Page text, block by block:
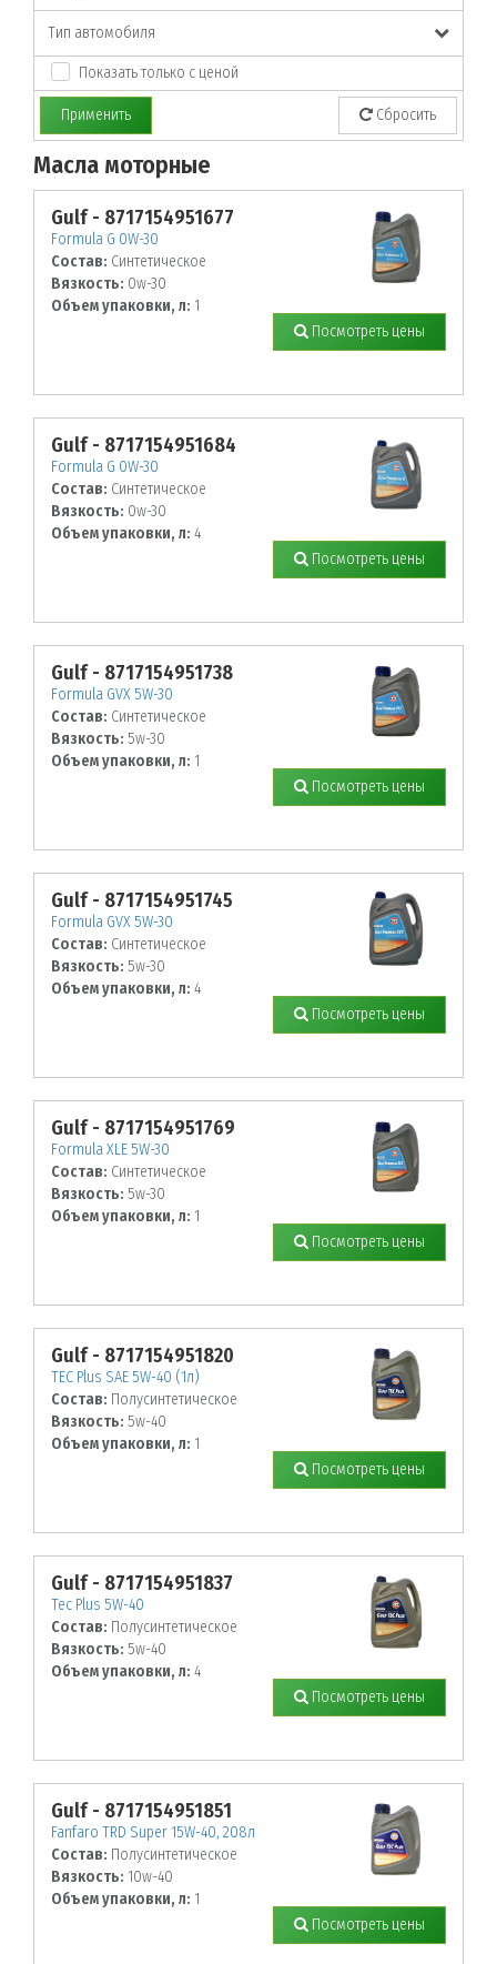
Тип автомобиля
Показать только с ценой
Применить Сбросить
Масла моторные
Gulf - 8717154951677
Formula G 0W-30
Состав: Синтетическое
Вязкость: 0w-30
Объем упаковки, л: 1
Посмотреть цены
Gulf - 8717154951684
Formula G 0W-30
Состав: Синтетическое
Вязкость: 0w-30
Объем упаковки, л: 4
Посмотреть цены
Gulf - 8717154951738
Formula GVX 5W-30
Состав: Синтетическое
Вязкость: 5w-30
Объем упаковки, л: 1
Посмотреть цены
Gulf - 8717154951745
Formula GVX 5W-30
Состав: Синтетическое
Вязкость: 5w-30
Объем упаковки, л: 4
Посмотреть цены
Gulf - 8717154951769
Formula XLE 5W-30
Состав: Синтетическое
Вязкость: 5w-30
Объем упаковки, л: 1
Посмотреть цены
Gulf - 8717154951820
TEC Plus SAE 5W-40 (1л)
Состав: Полусинтетическое
Вязкость: 5w-40
Объем упаковки, л: 1
Посмотреть цены
Gulf - 8717154951837
Tec Plus 5W-40
Состав: Полусинтетическое
Вязкость: 5w-40
Объем упаковки, л: 4
Посмотреть цены
Gulf - 8717154951851
Fanfaro TRD Super 15W-40, 208л
Состав: Полусинтетическое
Вязкость: 10w-40
Объем упаковки, л: 1
Посмотреть цены
По заданным параметрам товары не найдены!